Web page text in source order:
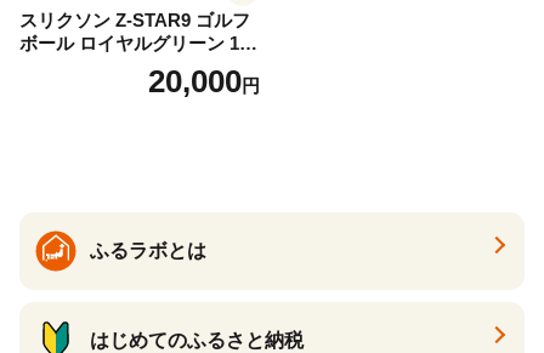
スリクソン Z-STAR9 ゴルフ
ボール ロイヤルグリーン 1ダ
ース 12球 兵庫県丹波市 ふる
20,000円
ふるラボとは
はじめてのふるさと納税